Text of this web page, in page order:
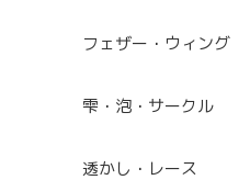
フェザー・ウィング
雫・泡・サークル
透かし・レース